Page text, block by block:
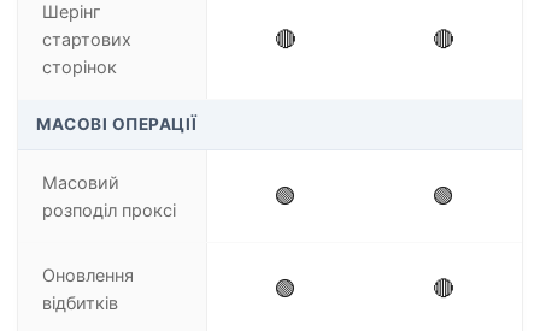
Шерінг
стартових
сторінок
🔴 🔴
МАСОВІ ОПЕРАЦІЇ
Масовий
розподіл проксі
🟢 🟢
Оновлення
відбитків
🟢 🔴